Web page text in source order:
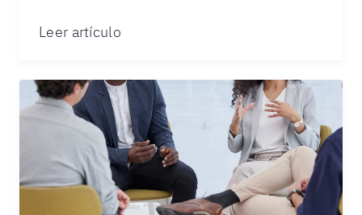
Leer artículo